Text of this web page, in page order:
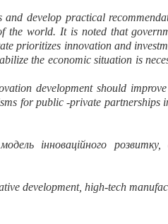
and develop practical
the world. It is noted that
prioritizes innovation and
the economic situation is
development should
for public -private
інноваційного розвитку,
development, high-tech